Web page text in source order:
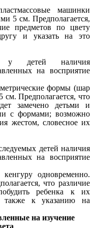
машинки
5 см. Предполагается,
предметов по цвету
и указать на это
у детей наличия
на восприятие
формы (шар
Предполагается, что
замечено детьми и
с формами; возможно
жестом, словесное их
детей наличия
на восприятие
одновременно.
что различие
ребенка к их
также к указанию на
на изучение